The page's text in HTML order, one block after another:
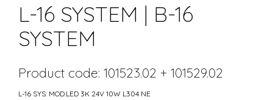
L-16 SYSTEM | B-16
SYSTEM
Product code: 101523.02 + 101529.02
L-16 SYS: MOD.LED 3K 24V 10W L304 NE